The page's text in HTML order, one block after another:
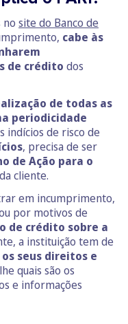
no site do Banco de
cabe às
de crédito dos
de todas as
periodicidade
indícios de risco de
, precisa de ser
de Ação para o
cliente.
em incumprimento,
por motivos de
de crédito sobre a
a instituição tem de
seus direitos e
quais são os
e informações